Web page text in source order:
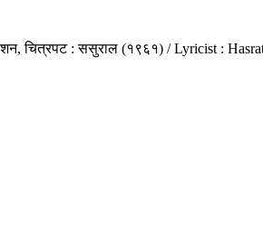
चित्रपट : ससुराल (१९६१) / Lyricist :